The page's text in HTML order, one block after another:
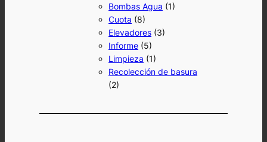
Bombas Agua (1)
Cuota (8)
Elevadores (3)
Informe (5)
Limpieza (1)
Recolección de basura
(2)